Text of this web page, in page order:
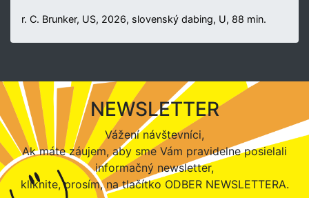
r. C. Brunker, US, 2026, slovenský dabing, U, 88 min.
NEWSLETTER
Vážení návštevníci,
Ak máte záujem, aby sme Vám pravidelne posielali
informačný newsletter,
kliknite, prosím, na tlačítko ODBER NEWSLETTERA.